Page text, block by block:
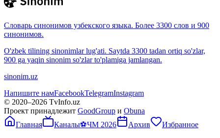
Словарь синонимов узбекского языка. Более 3300 слов и 900
синонимов.
O'zbek tilining sinonimlar lug'ati. Saytda 3300 tadan ortiq so'zlar,
900 ga yaqin sinonim so'zlar to'plamiga jamlangan.
sinonim.uz
Напишите намFacebookTelegramInstagram
© 2020–2026 TvInfo.uz
Проект принадлежит GoodGroup и Obuna
Главная
Каналы⚽ЧМ 2026 Архив Избранное